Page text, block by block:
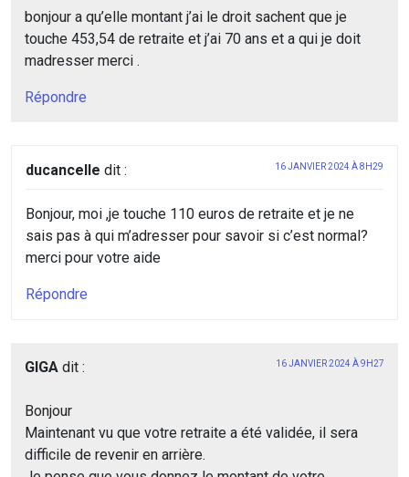
bonjour a qu’elle montant j’ai le droit sachent que je
touche 453,54 de retraite et j’ai 70 ans et a qui je doit
madresser merci .
Répondre
ducancelle dit : 16 JANVIER 2024 À 8H29
Bonjour, moi ,je touche 110 euros de retraite et je ne
sais pas à qui m’adresser pour savoir si c’est normal?
merci pour votre aide
Répondre
GIGA dit : 16 JANVIER 2024 À 9H27
Bonjour
Maintenant vu que votre retraite a été validée, il sera
difficile de revenir en arrière.